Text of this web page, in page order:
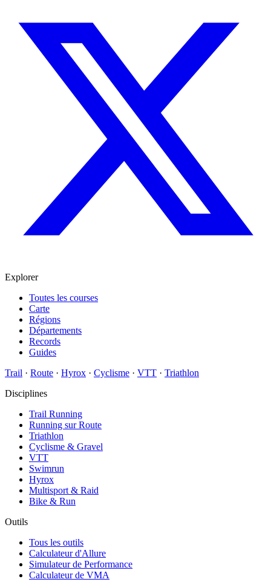
Explorer
Toutes les courses
Carte
Régions
Départements
Records
Guides
Trail · Route · Hyrox · Cyclisme · VTT · Triathlon
Disciplines
Trail Running
Running sur Route
Triathlon
Cyclisme & Gravel
VTT
Swimrun
Hyrox
Multisport & Raid
Bike & Run
Outils
Tous les outils
Calculateur d'Allure
Simulateur de Performance
Calculateur de VMA